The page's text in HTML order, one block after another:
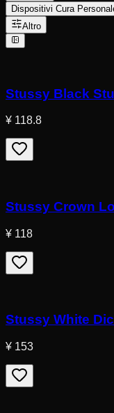
Dispositivi Cura
Altro
Stussy Black
¥ 118.8
Stussy Crown
¥ 118
Stussy White
¥ 153